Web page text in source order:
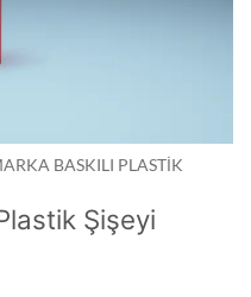
BASKILI PLASTIK
Şişeyi